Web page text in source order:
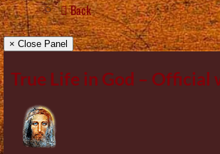
Back
× Close Panel
True Life in God – Official